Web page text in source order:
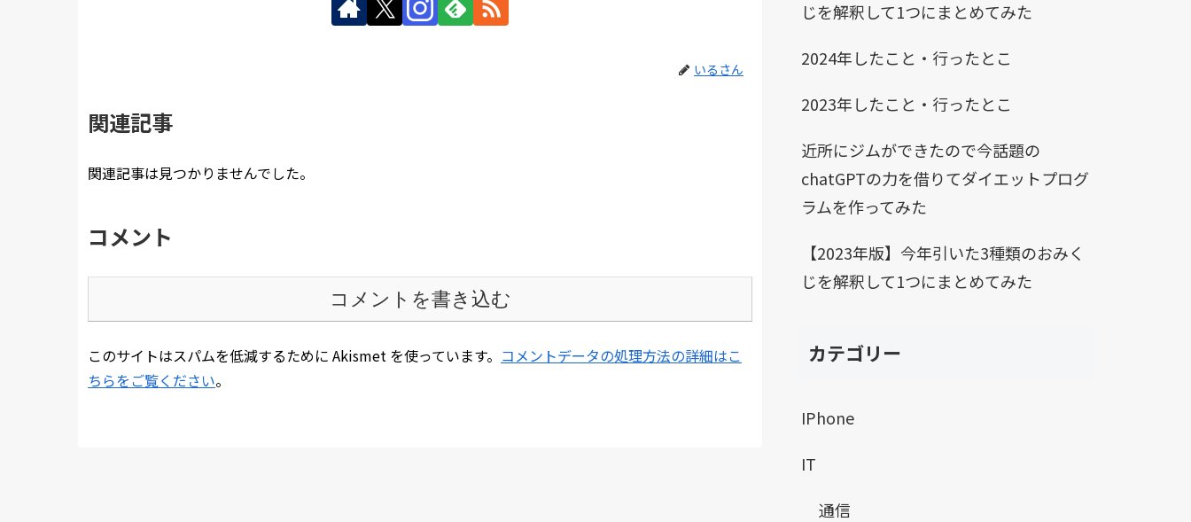
いるさん
関連記事
関連記事は見つかりませんでした。
コメント
コメントを書き込む
このサイトはスパムを低減するために Akismet を使っています。 コメントデータの処理方法の詳細はこ
ちらをご覧ください。
じを解釈して1つにまとめてみた
2024年したこと・行ったとこ
2023年したこと・行ったとこ
近所にジムができたので今話題の
chatGPTの力を借りてダイエットプログ
ラムを作ってみた
【2023年版】今年引いた3種類のおみく
じを解釈して1つにまとめてみた
カテゴリー
IPhone
IT
通信